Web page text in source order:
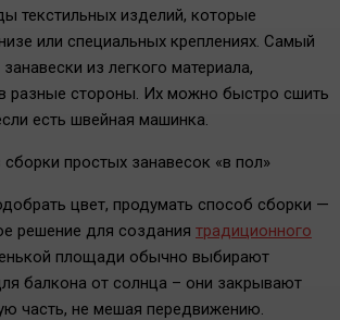
текстильных изделий, которые
или специальных креплениях. Самый
из легкого материала,
разные стороны. Их можно быстро сшить
есть швейная машинка.
простых занавесок «в пол»
цвет, продумать способ сборки —
решение для создания традиционного
площади обычно выбирают
балкона от солнца – они закрывают
часть, не мешая передвижению.